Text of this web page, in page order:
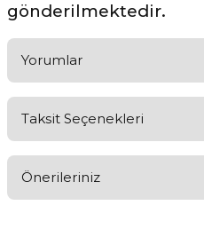
gönderilmektedir.
Yorumlar
Ürünü
Taksit Seçenekleri
Önerileriniz